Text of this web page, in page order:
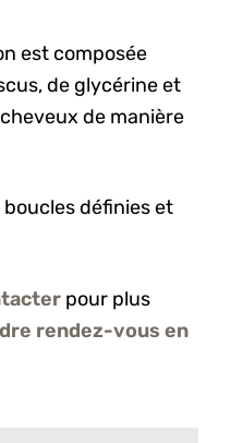
est composée
de glycérine et
de manière
boucles définies et
pour plus
rendez-vous en